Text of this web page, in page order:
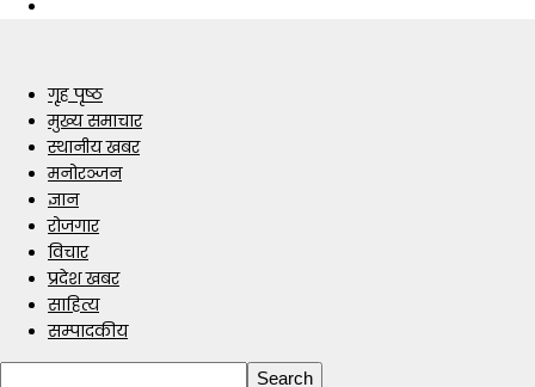
गृह पृष्ठ
मुख्य समाचार
स्थानीय खबर
मनोरञ्जन
ज्ञान
रोजगार
विचार
प्रदेश खबर
साहित्य
सम्पादकीय